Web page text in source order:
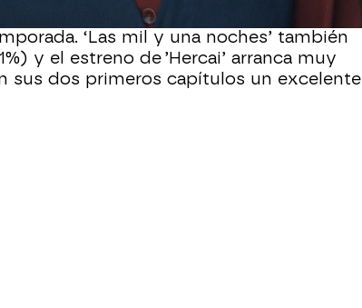
y 4%), que lidera en la TDT y es la serie
‘Las mil y una noches’ también
y el estreno de ’Hercai’ arranca muy
sus dos primeros capítulos un excelente